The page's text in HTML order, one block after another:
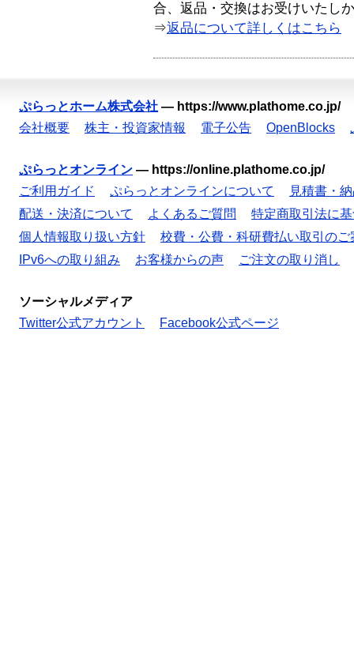
合、返品・交換はお受けいたし
⇒返品について詳しくはこちら
ぷらっとホーム株式会社 — https://www.plathome.co.jp/
会社概要
株主・投資家情報 電子公告 OpenBlocks
ぷらっとオンライン — https://online.plathome.co.jp/
ご利用ガイド
ぷらっとオンラインについて
見積書・
配送・決済について
よくあるご質問
特定商取引法に
個人情報取り扱い方針
校費・公費・科研費払い取引のご
IPv6への取り組み
お客様からの声 ご注文の取り消し
ソーシャルメディア
Twitter公式アカウント
Facebook公式ページ